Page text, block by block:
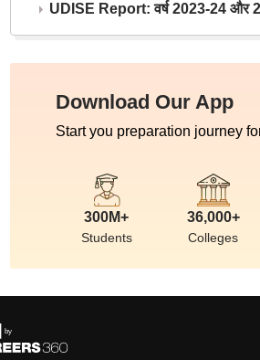
UDISE Report: वर्ष 2023-24 और
Download Our App
Start you preparation journey
300M+
Students
36,000+
Colleges